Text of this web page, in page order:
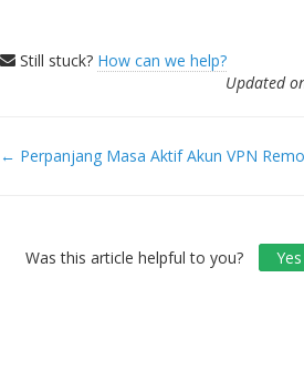
Still stuck? How can we help?
Updated
Doc
← Perpanjang Masa Aktif Akun VPN
Was this article helpful to you? Yes